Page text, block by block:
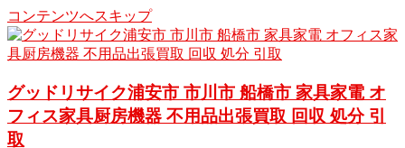
コンテンツへスキップ
グッドリサイク浦安市 市川市 船橋市 家具家電 オ
フィス家具厨房機器 不用品出張買取 回収 処分 引
取